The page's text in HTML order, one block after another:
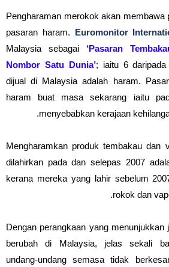
Pengharaman merokok akan membawa
pasaran haram. Euromonitor
Malaysia sebagai ‘Pasaran
Nombor Satu Dunia’; iaitu 6
dijual di Malaysia adalah haram.
haram buat masa sekarang iaitu
menyebabkan kerajaan
Mengharamkan produk tembakau dan
dilahirkan pada dan selepas 2007
kerana mereka yang lahir sebelum
rokok dan
Dengan perangkaan yang
berubah di Malaysia, jelas sekali
undang-undang semasa tidak